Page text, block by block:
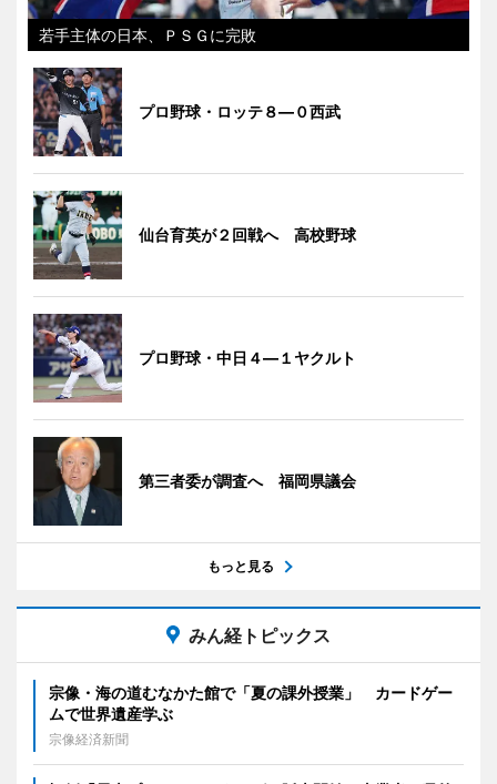
若手主体の日本、ＰＳＧに完敗
プロ野球・ロッテ８―０西武
仙台育英が２回戦へ 高校野球
プロ野球・中日４―１ヤクルト
第三者委が調査へ 福岡県議会
もっと見る
みん経トピックス
宗像・海の道むなかた館で「夏の課外授業」 カードゲー
ムで世界遺産学ぶ
宗像経済新聞